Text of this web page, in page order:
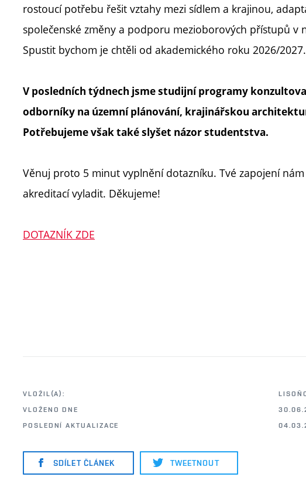
rostoucí potřebu řešit vztahy mezi sídlem a krajinou,
společenské změny a podporu mezioborových přístupů
Spustit bychom je chtěli od akademického roku 2026/2027.
V posledních týdnech jsme studijní programy
odborníky na územní plánování, krajinářskou
Potřebujeme však také slyšet názor studentstva.
Věnuj proto 5 minut vyplnění dotazníku. Tvé zapojení
akreditací vyladit. Děkujeme!
DOTAZNÍK ZDE
VLOŽIL(A):
VLOŽENO DNE
POSLEDNÍ AKTUALIZACE
SDÍLET ČLÁNEK TWEETNOUT